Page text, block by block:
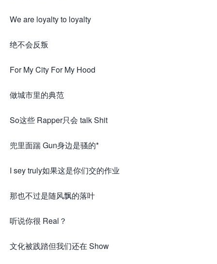
We are loyalty to loyalty
绝不会反叛
For My City For My Hood
做城市里的典范
So这些 Rapper只会 talk Shit
兜里面踹 Gun身边是骚的*
I sey truly如果这是你们交的作业
那也不过是随风飘的落叶
听说你很 Real？
文化被践踏但我们还在 Show